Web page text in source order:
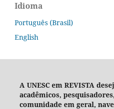
Idioma
Português (Brasil)
English
A UNESC em REVISTA
acadêmicos,
comunidade em geral,